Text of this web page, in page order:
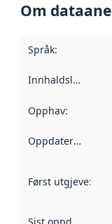
Om dataane
Språk:
Innhaldsleverandørar
Opphav:
Oppdateringsfrekvens
Først utgjeve: